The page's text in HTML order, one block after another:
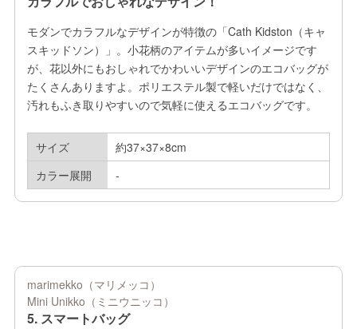
モダンでカラフルなデザインが特徴の「Cath Kidston（キャ
スキッドソン）」。小花柄のアイテムが多いイメージです
が、花以外にもおしゃれでかわいいデザインのエコバッグが
たくさんありますよ。ポリエステル製で軽いだけではなく、
汚れもふき取りやすいので気軽に使えるエコバッグです。
サイズ
約37×37×8cm
カラー展開
-
marimekko（マリメッコ）
Mini Unikko（ミニウニッコ）
5. スマートバッグ